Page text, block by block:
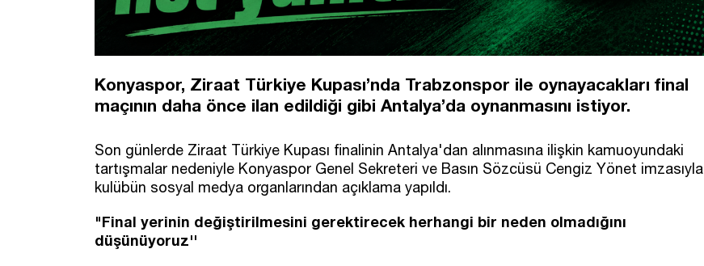
Konyaspor, Ziraat Türkiye Kupası’nda Trabzonspor ile oynayacakları final
maçının daha önce ilan edildiği gibi Antalya’da oynanmasını istiyor.
Son günlerde Ziraat Türkiye Kupası finalinin Antalya'dan alınmasına ilişkin kamuoyundaki
tartışmalar nedeniyle Konyaspor Genel Sekreteri ve Basın Sözcüsü Cengiz Yönet imzasıyla
kulübün sosyal medya organlarından açıklama yapıldı.
"Final yerinin değiştirilmesini gerektirecek herhangi bir neden olmadığını
düşünüyoruz''